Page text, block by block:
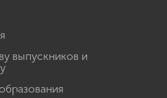
выпускников и